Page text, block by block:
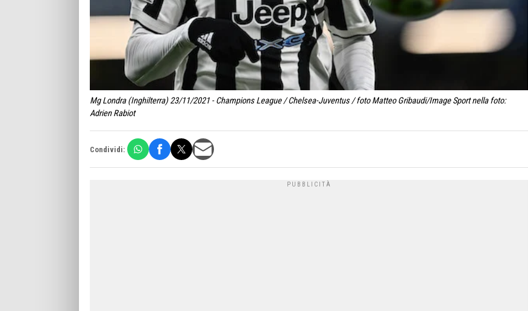
Mg Londra (Inghilterra) 23/11/2021 - Champions League / Chelsea-Juventus / foto Matteo Gribaudi/Image Sport nella foto:
Adrien Rabiot
Condividi: